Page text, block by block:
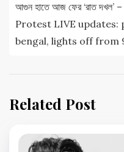
আগুন হাতে আজ ফের ‘রাত
Protest LIVE
bengal, lights off from
Related Post